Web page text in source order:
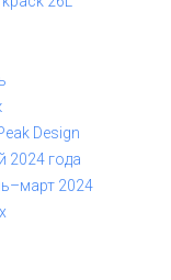
Design
2024 года
2024